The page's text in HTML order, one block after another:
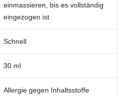
einmassieren, bis es vollständig
eingezogen ist
Schnell
30 ml
Allergie gegen Inhaltsstoffe